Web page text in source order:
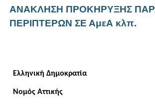
ΑΝΑΚΛΗΣΗ ΠΡΟΚΗΡΥΞΗΣ
ΠΕΡΙΠΤΕΡΩΝ ΣΕ ΑμεΑ κλπ.
Ελληνική Δημοκρατία
Νομός Αττικής